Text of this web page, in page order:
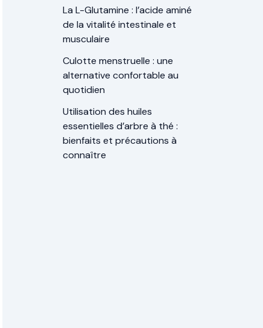
La L-Glutamine : l’acide aminé
de la vitalité intestinale et
musculaire
Culotte menstruelle : une
alternative confortable au
quotidien
Utilisation des huiles
essentielles d’arbre à thé :
bienfaits et précautions à
connaître